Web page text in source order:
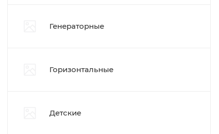
Генераторные
Горизонтальные
Детские